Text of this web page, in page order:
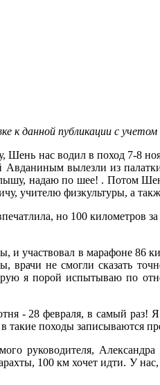
к данной публикации с учетом
Шень нас водил в поход 7-8
вылезли из
надаю по шее! . Потом
физкультуры, а
но 100 километров
участвовал в марафоне 86
не смогли сказать
я порой испытываю по
- 28 февраля, в самый раз!
походы записываются
руководителя,
100 км хочет идти. У